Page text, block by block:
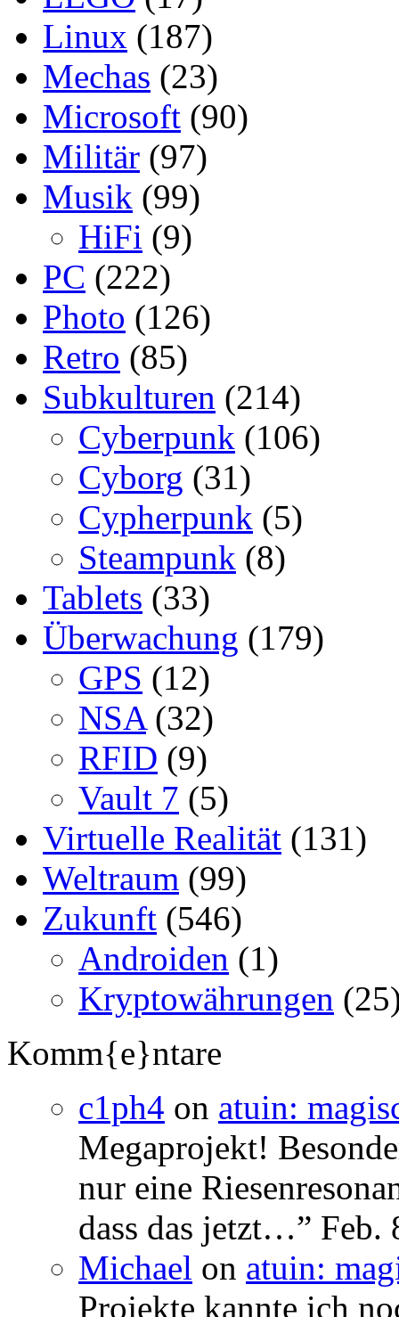
Linux (187)
Mechas (23)
Microsoft (90)
Militär (97)
Musik (99)
HiFi (9)
PC (222)
Photo (126)
Retro (85)
Subkulturen (214)
Cyberpunk (106)
Cyborg (31)
Cypherpunk (5)
Steampunk (8)
Tablets (33)
Überwachung (179)
GPS (12)
NSA(32)
RFID (9)
Vault 7 (5)
Virtuelle Realität (131)
Weltraum (99)
Zukunft (546)
Androiden (1)
Kryptowährungen
Komm{e}ntare
c1ph4 on atuin:
Megaprojekt!
nur eine
dass das jetzt…” Feb.
Michael on atuin:
Projekte kannte ich